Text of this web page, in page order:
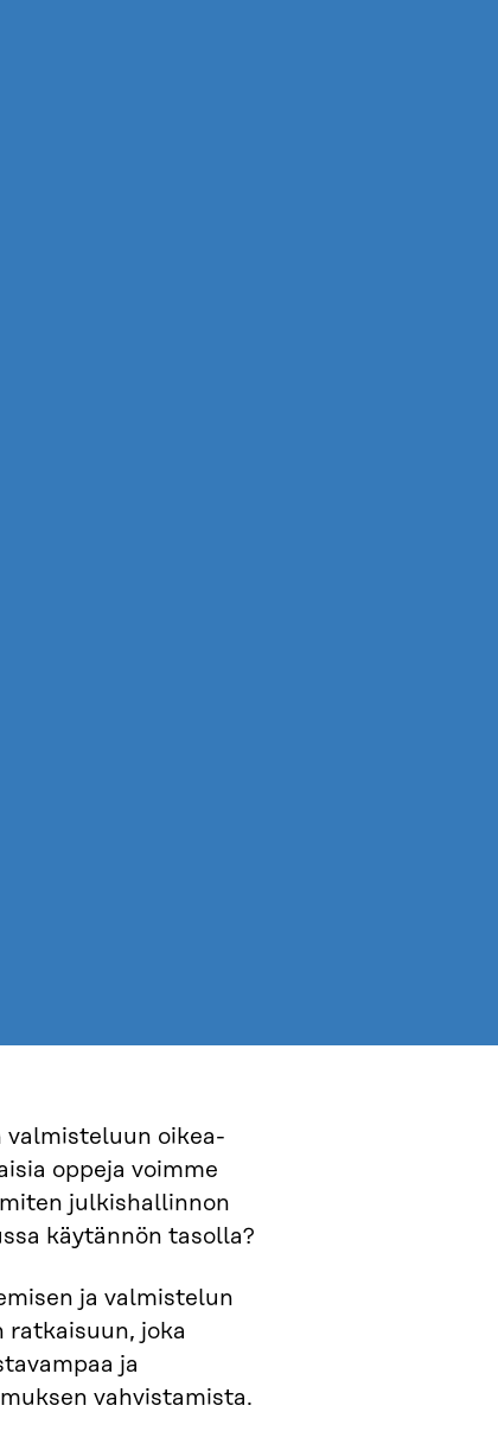
valmisteluun oikea-
oppeja voimme
julkishallinnon
käytännön tasolla?
ja valmistelun
ratkaisuun, joka
ja
vahvistamista.